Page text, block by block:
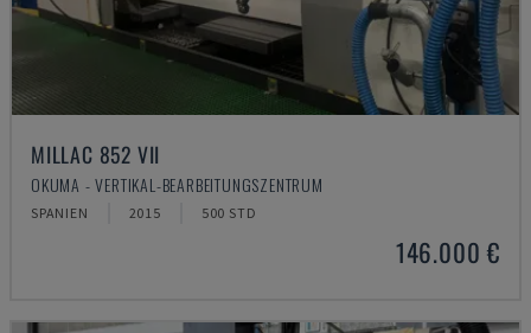
MILLAC 852 VII
OKUMA - VERTIKAL-BEARBEITUNGSZENTRUM
SPANIEN 2015 500 STD
146.000 €